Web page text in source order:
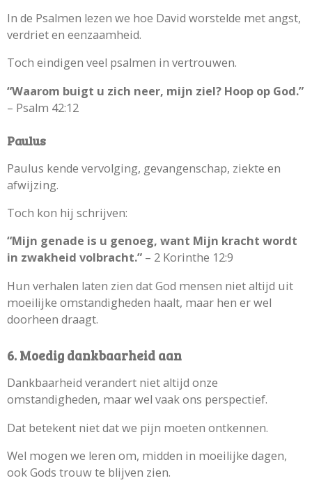
In de Psalmen lezen we hoe David worstelde met angst,
verdriet en eenzaamheid.
Toch eindigen veel psalmen in vertrouwen.
“Waarom buigt u zich neer, mijn ziel? Hoop op God.”
– Psalm 42:12
Paulus
Paulus kende vervolging, gevangenschap, ziekte en
afwijzing.
Toch kon hij schrijven:
“Mijn genade is u genoeg, want Mijn kracht wordt
in zwakheid volbracht.” – 2 Korinthe 12:9
Hun verhalen laten zien dat God mensen niet altijd uit
moeilijke omstandigheden haalt, maar hen er wel
doorheen draagt.
6. Moedig dankbaarheid aan
Dankbaarheid verandert niet altijd onze
omstandigheden, maar wel vaak ons perspectief.
Dat betekent niet dat we pijn moeten ontkennen.
Wel mogen we leren om, midden in moeilijke dagen,
ook Gods trouw te blijven zien.